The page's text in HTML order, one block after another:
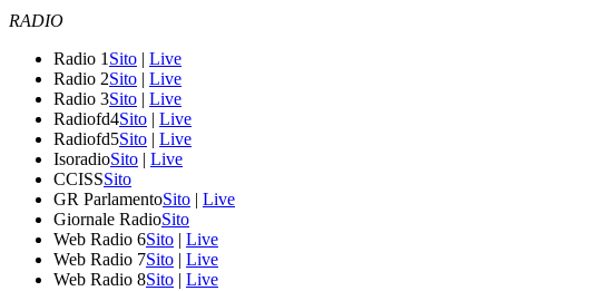
RADIO
Radio 1 Sito | Live
Radio 2Sito | Live
Radio 3Sito | Live
Radiofd4Sito | Live
Radiofd5Sito | Live
IsoradioSito | Live
CCISSSito
GR ParlamentoSito | Live
Giornale RadioSito
Web Radio 6Sito | Live
Web Radio 7Sito | Live
Web Radio 8Sito | Live